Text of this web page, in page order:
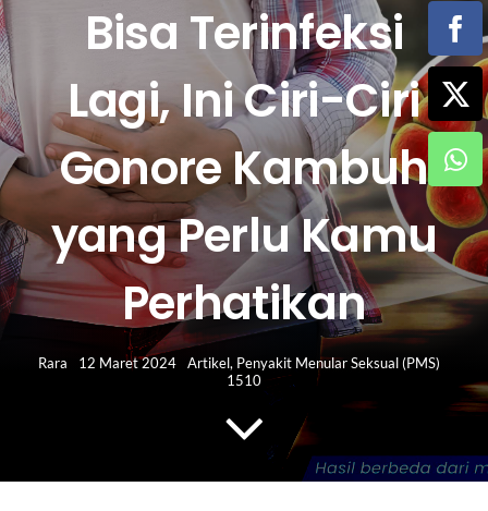
LAYANAN
FASILITAS
ARTIKEL
HUBUNGI KAMI
Search
for:
Bisa Terinfeksi
Lagi, Ini Ciri-Ciri
Gonore Kambuh
yang Perlu Kamu
Perhatikan
Rara 12 Maret 2024 Artikel, Penyakit Menular Seksual (PMS)
1510